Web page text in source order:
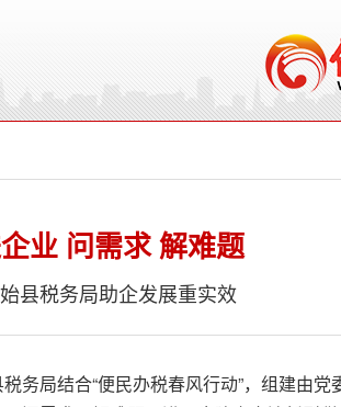
业 问需求 解难题
县税务局助企发展重实效
务局结合“便民办税春风行动”，组建由党